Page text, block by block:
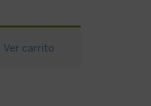
Ver carrito